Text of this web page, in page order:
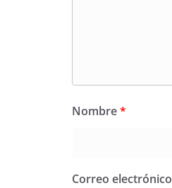
Nombre*
Correo electrónico